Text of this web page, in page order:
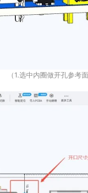
（1.选中内圈做开孔参考